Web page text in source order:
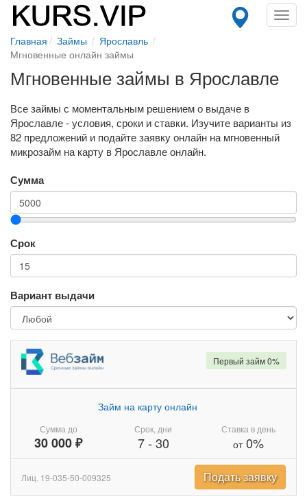
Главная Займы
Ярославль
Мгновенные онлайн займы
Мгновенные займы в Ярославле
Все займы с моментальным решением о выдаче в
Ярославле - условия, сроки и ставки. Изучите варианты из
82 предложений и подайте заявку онлайн на мгновенный
микрозайм на карту в Ярославле онлайн.
Сумма
Срок
Вариант выдачи
Сумма до
30 000 ₽
Займ на карту онлайн
Срок, дни
7- 30
Ставка в день
от0%
Первый займ 0%
Лиц. 19-035-50-009325 Подать заявку